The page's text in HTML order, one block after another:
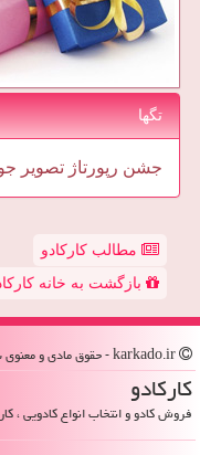
تگها
جشن رپورتاژ تصویر
مطالب کارکادو
بازگشت به خانه
كاركادو
فروش کادو و انتخاب انواع کادویی ،